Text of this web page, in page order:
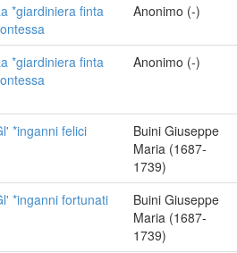
*giardiniera finta
Anonimo (-)
*giardiniera finta
Anonimo (-)
*inganni felici
Buini Giuseppe
Maria (1687-
1739)
*inganni fortunati
Buini Giuseppe
Maria (1687-
1739)